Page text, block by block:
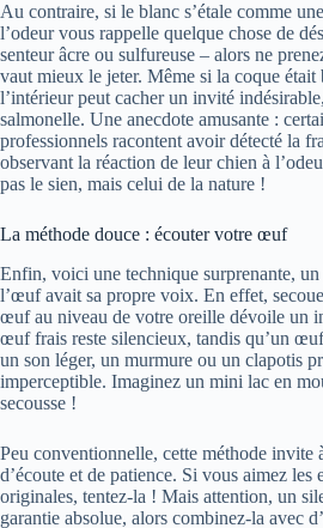
Au contraire, si le blanc s’étale comme
l’odeur vous rappelle quelque chose de
senteur âcre ou sulfureuse – alors ne
vaut mieux le jeter. Même si la coque était
l’intérieur peut cacher un invité
salmonelle. Une anecdote amusante :
professionnels racontent avoir détecté la
observant la réaction de leur chien à
pas le sien, mais celui de la nature !
La méthode douce : écouter votre œuf
Enfin, voici une technique surprenante, un
l’œuf avait sa propre voix. En effet,
œuf au niveau de votre oreille dévoile un
œuf frais reste silencieux, tandis qu’un
un son léger, un murmure ou un clapotis
imperceptible. Imaginez un mini lac en
secousse !
Peu conventionnelle, cette méthode invite
d’écoute et de patience. Si vous aimez les
originales, tentez-la ! Mais attention, un
garantie absolue, alors combinez-la avec